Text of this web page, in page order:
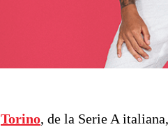
Torino, de la Serie A